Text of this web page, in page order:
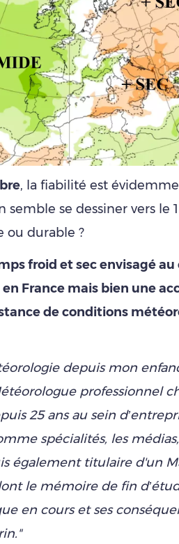
, la fiabilité est
se dessiner vers le
ou durable ?
froid et sec envisagé au
France mais bien une
de conditions
depuis mon
professionnel
25 ans au sein
spécialités, les
également titulaire d'un
le mémoire de fin
en cours et ses